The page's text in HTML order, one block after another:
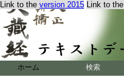
Link to the version 2015 Link to the
ホーム 検索